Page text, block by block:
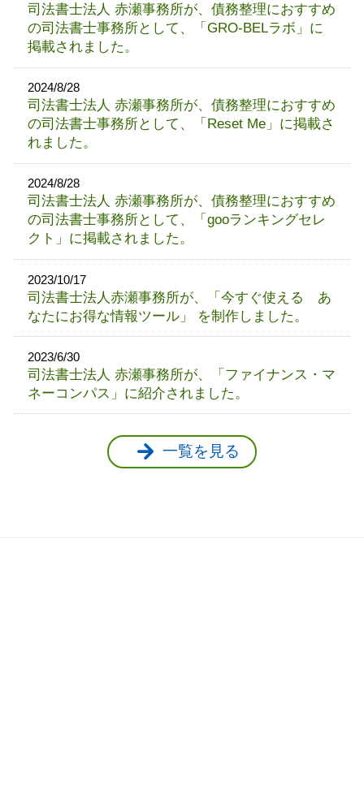
司法書士法人 赤瀬事務所が、債務整理におすすめ
の司法書士事務所として、「GRO-BELラボ」に
掲載されました。
2024/8/28
司法書士法人 赤瀬事務所が、債務整理におすすめ
の司法書士事務所として、「Reset Me」に掲載さ
れました。
2024/8/28
司法書士法人 赤瀬事務所が、債務整理におすすめ
の司法書士事務所として、「gooランキングセレ
クト」に掲載されました。
2023/10/17
司法書士法人赤瀬事務所が、「今すぐ使える あ
なたにお得な情報ツール」 を制作しました。
2023/6/30
司法書士法人 赤瀬事務所が、「ファイナンス・マ
ネーコンパス」に紹介されました。
一覧を見る